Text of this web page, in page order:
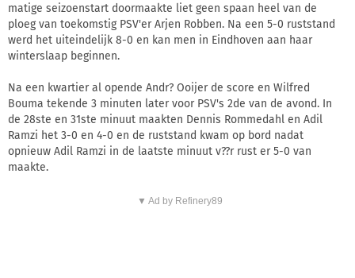
matige seizoenstart doormaakte liet geen spaan heel van de
ploeg van toekomstig PSV'er Arjen Robben. Na een 5-0 ruststand
werd het uiteindelijk 8-0 en kan men in Eindhoven aan haar
winterslaap beginnen.
Na een kwartier al opende Andr? Ooijer de score en Wilfred
Bouma tekende 3 minuten later voor PSV's 2de van de avond. In
de 28ste en 31ste minuut maakten Dennis Rommedahl en Adil
Ramzi het 3-0 en 4-0 en de ruststand kwam op bord nadat
opnieuw Adil Ramzi in de laatste minuut v??r rust er 5-0 van
maakte.
▼ Ad by Refinery89